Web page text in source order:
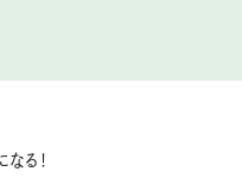
なる！